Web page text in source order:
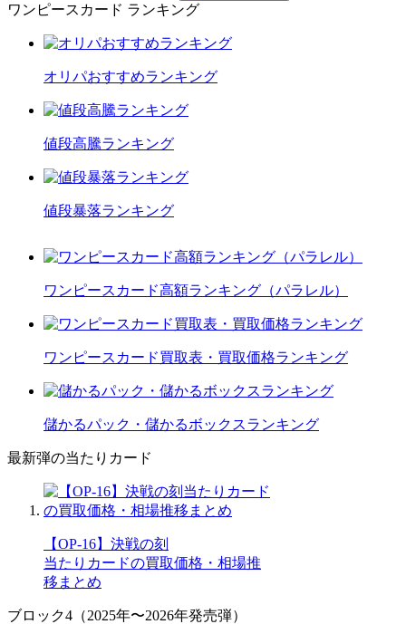
ワンピースカード ランキング
オリパおすすめランキング
値段高騰ランキング
値段暴落ランキング
ワンピースカード高額ランキング（パラレル）
ワンピースカード買取表・買取価格ランキング
儲かるパック・儲かるボックスランキング
最新弾の当たりカード
【OP-16】決戦の刻
当たりカードの買取価格・相場推
移まとめ
ブロック4（2025年〜2026年発売弾）